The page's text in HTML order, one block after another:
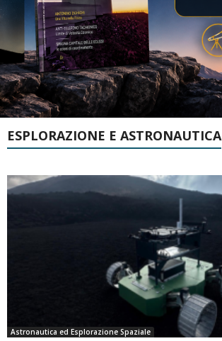
ESPLORAZIONE E ASTRONAUTICA
Astronautica ed Esplorazione Spaziale